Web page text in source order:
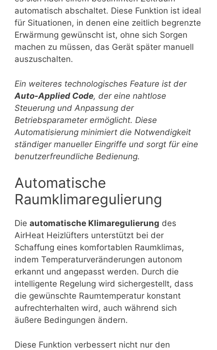
automatisch abschaltet. Diese Funktion ist ideal
für Situationen, in denen eine zeitlich begrenzte
Erwärmung gewünscht ist, ohne sich Sorgen
machen zu müssen, das Gerät später manuell
auszuschalten.
Ein weiteres technologisches Feature ist der
Auto-Applied Code, der eine nahtlose
Steuerung und Anpassung der
Betriebsparameter ermöglicht. Diese
Automatisierung minimiert die Notwendigkeit
ständiger manueller Eingriffe und sorgt für eine
benutzerfreundliche Bedienung.
Automatische
Raumklimaregulierung
Die automatische Klimaregulierung des
AirHeat Heizlüfters unterstützt bei der
Schaffung eines komfortablen Raumklimas,
indem Temperaturveränderungen autonom
erkannt und angepasst werden. Durch die
intelligente Regelung wird sichergestellt, dass
die gewünschte Raumtemperatur konstant
aufrechterhalten wird, auch während sich
äußere Bedingungen ändern.
Diese Funktion verbessert nicht nur den